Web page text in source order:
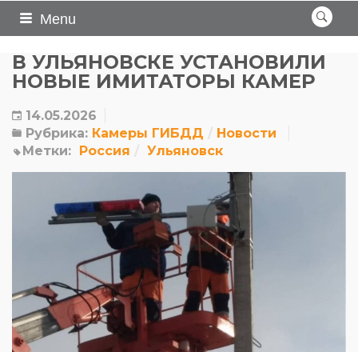
Menu
В УЛЬЯНОВСКЕ УСТАНОВИЛИ
НОВЫЕ ИМИТАТОРЫ КАМЕР
14.05.2026
Рубрика: Камеры ГИБДД
Новости
Метки: Россия Ульяновск